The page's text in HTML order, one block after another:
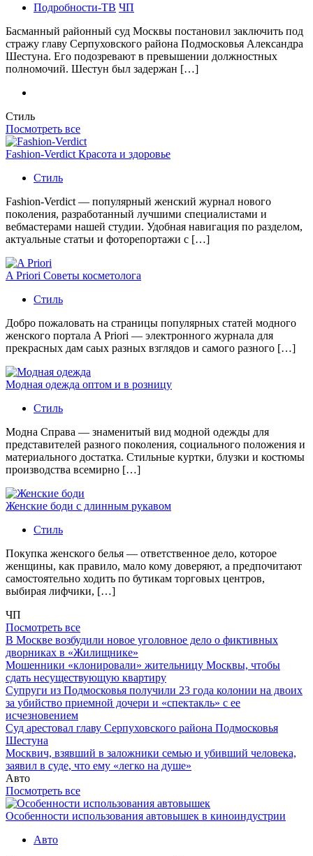
Подробности-ТВ ЧП
Басманный районный суд Москвы постановил заключить под
стражу главу Серпуховского района Подмосковья Александра
Шестуна. Его подозревают в превышении должностных
полномочий. Шестун был задержан […]
Стиль
Посмотреть все
Fashion-Verdict Красота и здоровье
Стиль
Fashion-Verdict — популярный женский журнал нового
поколения, разработанный лучшими специалистами и
вебмастерами нашей студии. Удобная навигация по разделом,
актуальные статьи и фоторепортажи с […]
A Priori Советы косметолога
Стиль
Добро пожаловать на страницы популярных статей модного
женского портала A Priori — электронного журнала для
прекрасных дам саых разных взглядов и самого разного […]
Модная одежда оптом и в розницу
Стиль
Модна Справа — знаменитый вид модной одежды для
представителей разного поколения, социального положения и
материального достатка. Стильные куртки, блузки и костюмы
производства всемирно […]
Женские боди с длинным рукавом
Стиль
Покупка женского белья — ответственное дело, которое
женщины, как правило, мало кому доверяют, а предпочитают
самостоятельно ходить по бутикам торговых центров,
выбирая лифчики, […]
ЧП
Посмотреть все
В Москве возбудили новое уголовное дело о фиктивных
дворниках в «Жилищнике»
Мошенники «клонировали» жительницу Москвы, чтобы
сдать несуществующую квартиру
Супруги из Подмосковья получили 23 года колонии на двоих
за убийство приемной дочери и «спектакль» с ее
исчезновением
Суд арестовал главу Серпуховского района Подмосковья
Шестуна
Москвич, взявший в заложники семью и убивший человека,
заявил в суде, что ему «легко на душе»
Авто
Посмотреть все
Особенности использования автовышек в киноиндустрии
Авто